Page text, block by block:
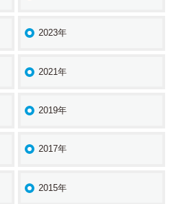
2023年
2021年
2019年
2017年
2015年